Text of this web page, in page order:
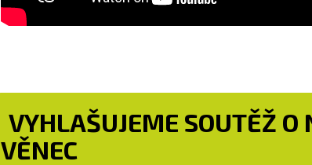
VYHLAŠUJEME SOUTĚŽ O
VĚNEC